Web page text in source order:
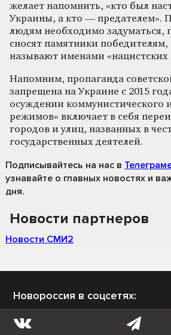
желает напомнить, «кто был
Украины, а кто — предателем».
людям необходимо задуматься,
сносят памятники победителям,
называют именами «нацистских
Напомним, пропаганда
запрещена на Украине с 2015
осуждении коммунистического
режимов» включает в себя
городов и улиц, названных в
государственных деятелей.
Подписывайтесь на нас в
узнавайте о главных новостях и
дня.
Новости партнеров
Новости СМИ2
Новороссия в соцсетях: